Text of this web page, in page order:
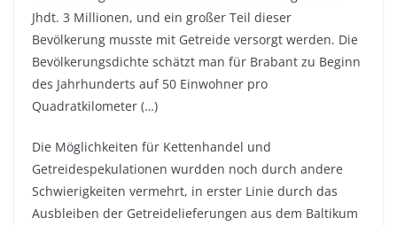
Jhdt. 3 Millionen, und ein großer Teil dieser
Bevölkerung musste mit Getreide versorgt werden. Die
Bevölkerungsdichte schätzt man für Brabant zu Beginn
des Jahrhunderts auf 50 Einwohner pro
Quadratkilometer (…)
Die Möglichkeiten für Kettenhandel und
Getreidespekulationen wurdden noch durch andere
Schwierigkeiten vermehrt, in erster Linie durch das
Ausbleiben der Getreidelieferungen aus dem Baltikum